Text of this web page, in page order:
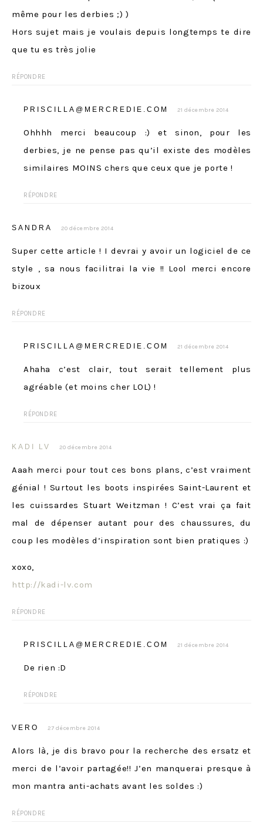
même pour les derbies ;) )
Hors sujet mais je voulais depuis longtemps te dire
que tu es très jolie
RÉPONDRE
PRISCILLA@MERCREDIE.COM 21 décembre 2014
Ohhhh merci beaucoup :) et sinon, pour les
derbies, je ne pense pas qu’il existe des modèles
similaires MOINS chers que ceux que je porte !
RÉPONDRE
SANDRA 20 décembre 2014
Super cette article ! I devrai y avoir un logiciel de ce
style , sa nous facilitrai la vie !! Lool merci encore
bizoux
RÉPONDRE
PRISCILLA@MERCREDIE.COM 21 décembre 2014
Ahaha c’est clair, tout serait tellement plus
agréable (et moins cher LOL) !
RÉPONDRE
KADI LV 20 décembre 2014
Aaah merci pour tout ces bons plans, c’est vraiment
génial ! Surtout les boots inspirées Saint-Laurent et
les cuissardes Stuart Weitzman ! C’est vrai ça fait
mal de dépenser autant pour des chaussures, du
coup les modèles d’inspiration sont bien pratiques :)
xoxo,
http://kadi-lv.com
RÉPONDRE
PRISCILLA@MERCREDIE.COM 21 décembre 2014
De rien :D
RÉPONDRE
VERO 27 décembre 2014
Alors là, je dis bravo pour la recherche des ersatz et
merci de l’avoir partagée!! J’en manquerai presque à
mon mantra anti-achats avant les soldes :)
RÉPONDRE